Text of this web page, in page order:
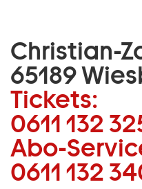
Christian-
65189
Tickets:
0611 132
Abo-
0611 132